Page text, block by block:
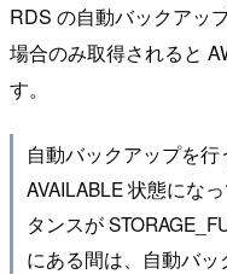
RDS の自動バックアッ
場合のみ取得されると
す。
自動バックアップを
AVAILABLE 状態にな
タンスが
にある間は、自動バッ